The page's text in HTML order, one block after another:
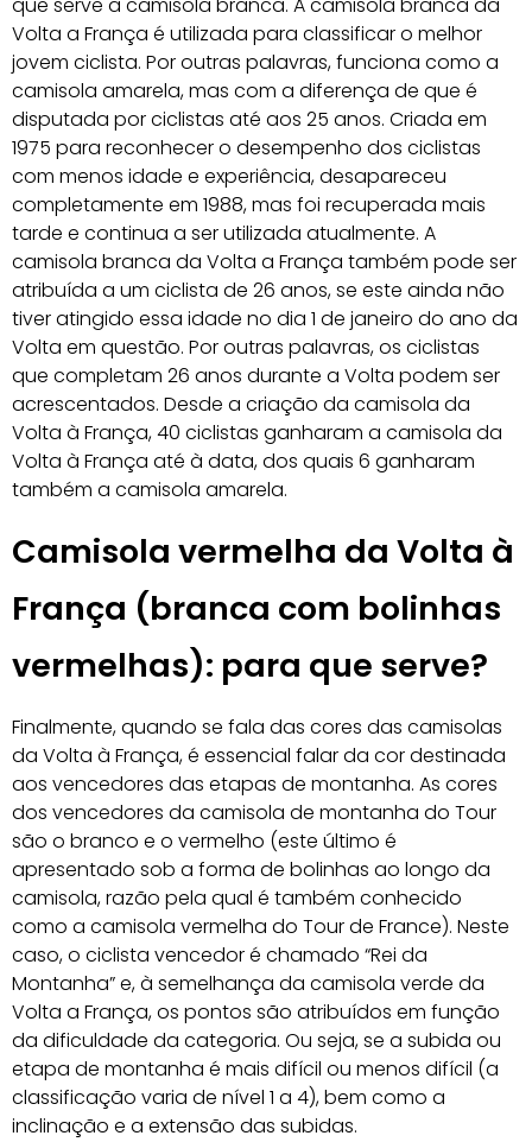
Volta a França é utilizada para classificar o melhor
jovem ciclista. Por outras palavras, funciona como a
camisola amarela, mas com a diferença de que é
disputada por ciclistas até aos 25 anos. Criada em
1975 para reconhecer o desempenho dos ciclistas
com menos idade e experiência, desapareceu
completamente em 1988, mas foi recuperada mais
tarde e continua a ser utilizada atualmente. A
camisola branca da Volta a França também pode ser
atribuída a um ciclista de 26 anos, se este ainda não
tiver atingido essa idade no dia 1 de janeiro do ano da
Volta em questão. Por outras palavras, os ciclistas
que completam 26 anos durante a Volta podem ser
acrescentados. Desde a criação da camisola da
Volta à França, 40 ciclistas ganharam a camisola da
Volta à França até à data, dos quais 6 ganharam
também a camisola amarela.
Camisola vermelha da Volta à
França (branca com bolinhas
vermelhas): para que serve?
Finalmente, quando se fala das cores das camisolas
da Volta à França, é essencial falar da cor destinada
aos vencedores das etapas de montanha. As cores
dos vencedores da camisola de montanha do Tour
são o branco e o vermelho (este último é
apresentado sob a forma de bolinhas ao longo da
camisola, razão pela qual é também conhecido
como a camisola vermelha do Tour de France). Neste
caso, o ciclista vencedor é chamado “Rei da
Montanha” e, à semelhança da camisola verde da
Volta a França, os pontos são atribuídos em função
da dificuldade da categoria. Ou seja, se a subida ou
etapa de montanha é mais difícil ou menos difícil (a
classificação varia de nível 1 a 4), bem como a
inclinação e a extensão das subidas.